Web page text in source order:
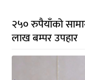
२५० रुपैयाँको
लाख बम्पर उपहार